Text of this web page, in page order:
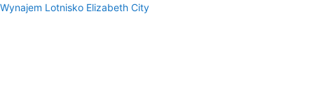
Wynajem Lotnisko Elizabeth City